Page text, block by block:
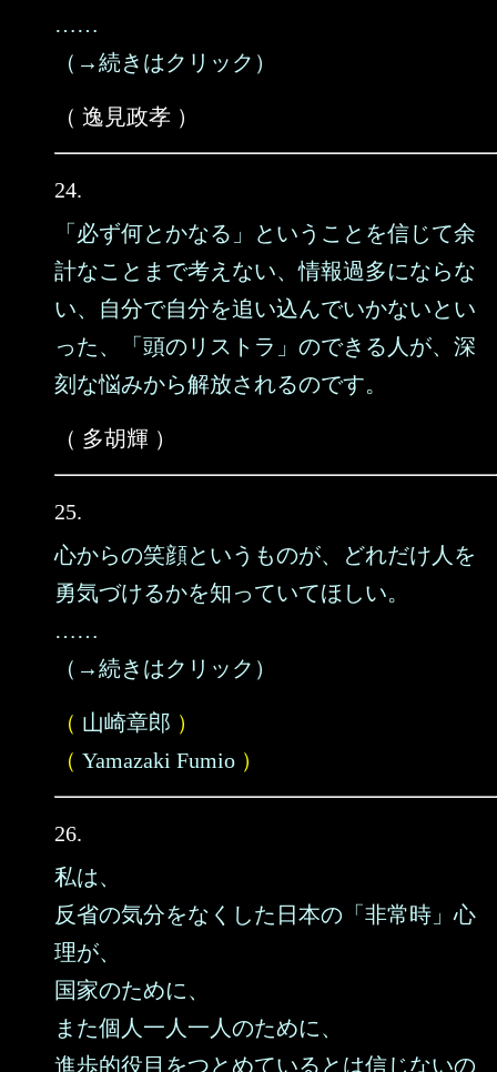
……
（→続きはクリック）
（ 逸見政孝 ）
24.
「必ず何とかなる」ということを信じて余
計なことまで考えない、情報過多にならな
い、自分で自分を追い込んでいかないとい
った、「頭のリストラ」のできる人が、深
刻な悩みから解放されるのです。
（ 多胡輝 ）
25.
心からの笑顔というものが、どれだけ人を
勇気づけるかを知っていてほしい。
……
（→続きはクリック）
（ 山崎章郎 ）
（ Yamazaki Fumio ）
26.
私は、
反省の気分をなくした日本の「非常時」心
理が、
国家のために、
また個人一人一人のために、
進歩的役目をつとめているとは信じないの